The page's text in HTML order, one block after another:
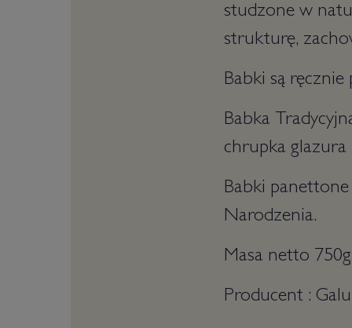
studzone w
strukturę,
Babki są ręcznie
Babka
chrupka glazura
Babki
Narodzenia.
Masa netto 750g
Producent :